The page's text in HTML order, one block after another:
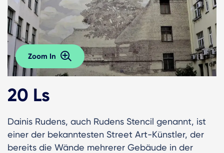
Zoom In
20 Ls
Dainis Rudens, auch Rudens Stencil genannt, ist
einer der bekanntesten Street Art-Künstler, der
bereits die Wände mehrerer Gebäude in der